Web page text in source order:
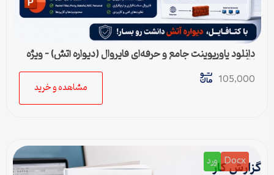
دانلود پاورپوینت جامع و حرفه‌ای فایروال (دیواره آتش) – ویژه
ارائه و پروژه
105,000
مشاهده و خرید
Docx ورد